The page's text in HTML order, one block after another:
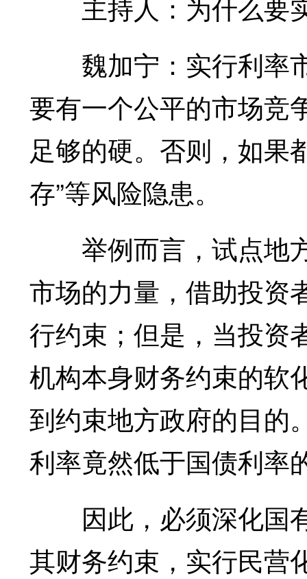
魏加宁：实行利率
要有一个公平的市场竞
足够的硬。否则，如果
存”等风险隐患。
举例而言，试点地
市场的力量，借助投资
行约束；但是，当投资
机构本身财务约束的软
到约束地方政府的目的
利率竟然低于国债利率
因此，必须深化国
其财务约束，实行民营